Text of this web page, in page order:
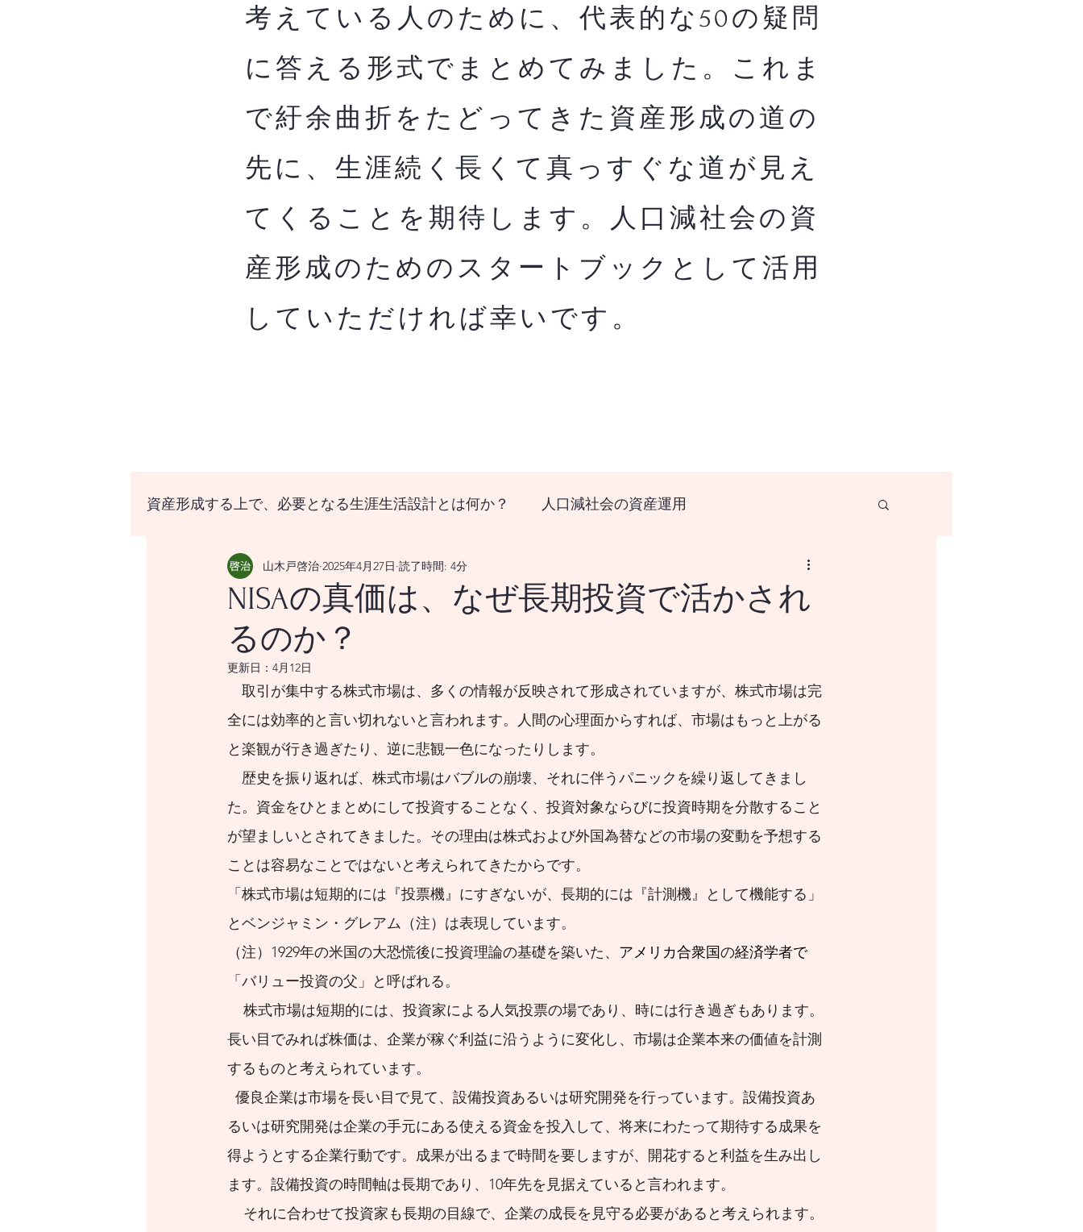
考えている人のために、代表的な50の疑問
に答える形式でまとめてみました。これま
で紆余曲折をたどってきた資産形成の道の
先に、生涯続く長くて真っすぐな道が見え
てくることを期待します。人口減社会の資
産形成のためのスタートブックとして活用
していただければ幸いです。
資産形成する上で、必要となる生涯生活設計とは何か？ 人口減社会の資産運用
資産形成する上で、必要となる生涯生活設計とは？
はじめての資産形成、なにをどうすれば良いのか？
世界の経済をけん引する米国の政策変更は資産市場、および 景気循環を通じ
世界経済のけん引となるアメリカの政策変更は、資産市場並びに 景気循環を
世界経済のけん引となるアメリカの政策変更は、資産市場を 通じてどのよう
NISAの真価は、なぜ長期投資で活かされ
るのか？
山木戸啓治 2025年4月27日 読了時間: 4分
更新日： 4月12日
取引が集中する株式市場は、多くの情報が反映されて形成されていますが、株式市場は完
全には効率的と言い切れないと言われます。人間の心理面からすれば、市場はもっと上がる
と楽観が行き過ぎたり、逆に悲観一色になったりします。
歴史を振り返れば、株式市場はバブルの崩壊、それに伴うパニックを繰り返してきまし
た。資金をひとまとめにして投資することなく、投資対象ならびに投資時期を分散すること
が望ましいとされてきました。その理由は株式および外国為替などの市場の変動を予想する
ことは容易なことではないと考えられてきたからです。
「株式市場は短期的には『投票機』にすぎないが、長期的には『計測機』として機能する」
とベンジャミン・グレアム（注）は表現しています。
（注）1929年の米国の大恐慌後に投資理論の基礎を築いた、 アメリカ合衆国の経済学者で
「バリュー投資の父」と呼ばれる。
株式市場は短期的には、投資家による人気投票の場であり、時には行き過ぎもあります。
長い目でみれば株価は、企業が稼ぐ利益に沿うように変化し、市場は企業本来の価値を計測
するものと考えられています。
優良企業は市場を長い目で見て、設備投資あるいは研究開発を行っています。設備投資あ
るいは研究開発は企業の手元にある使える資金を投入して、将来にわたって期待する成果を
得ようとする企業行動です。成果が出るまで時間を要しますが、開花すると利益を生み出し
ます。設備投資の時間軸は長期であり、10年先を見据えていると言われます。
それに合わせて投資家も長期の目線で、企業の成長を見守る必要があると考えられます。